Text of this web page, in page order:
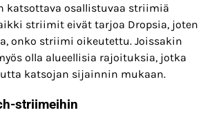
katsottava osallistuvaa striimiä
striimit eivät tarjoa Dropsia, joten
onko striimi oikeutettu. Joissakin
olla alueellisia rajoituksia, jotka
katsojan sijainnin mukaan.
striimeihin